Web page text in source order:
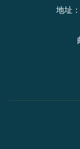
地址